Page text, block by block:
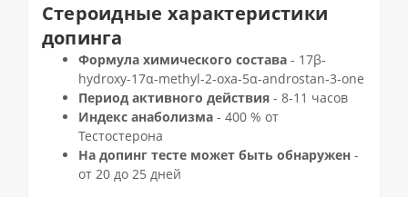
Стероидные характеристики
допинга
Формула химического состава- 17β-
hydroxy-17α-methyl-2-oxa-5α-androstan-3-one
Период активного действия- 8-11 часов
Индекс анаболизма- 400 % от
Тестостерона
На допинг тесте может быть обнаружен-
от 20 до 25 дней